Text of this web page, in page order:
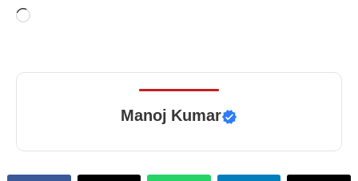
Loading…
Manoj Kumar